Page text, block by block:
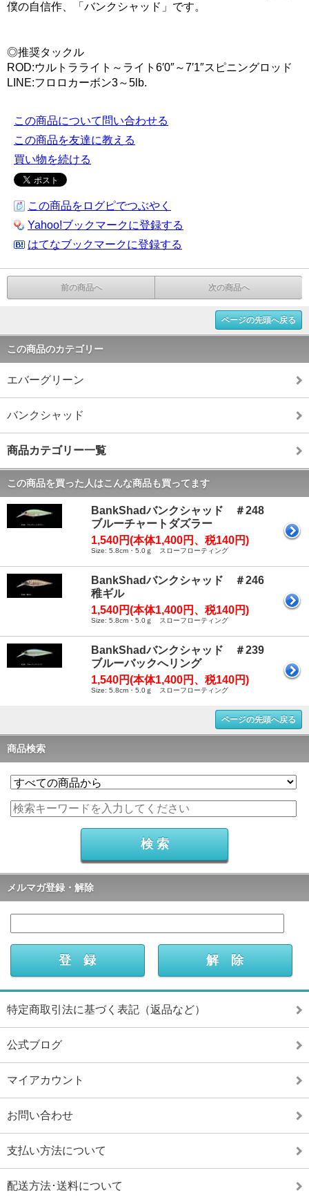
僕の自信作、「バンクシャッド」です。
◎推奨タックル
ROD:ウルトラライト～ライト6′0″～7′1″スピニングロッド
LINE:フロロカーボン3～5lb.
この商品について問い合わせる
この商品を友達に教える
買い物を続ける
この商品をログピでつぶやく
Yahoo!ブックマークに登録する
はてなブックマークに登録する
前の商品へ 次の商品へ
ページの先頭へ戻る
この商品のカテゴリー
エバーグリーン
バンクシャッド
商品カテゴリー一覧
この商品を買った人はこんな商品も買ってます
BankShadバンクシャッド ＃248
ブルーチャートダズラー
1,540円(本体1,400円、税140円)
Size: 5.8cm・5.0ｇ スローフローティング
BankShadバンクシャッド ＃246
稚ギル
1,540円(本体1,400円、税140円)
Size: 5.8cm・5.0ｇ スローフローティング
BankShadバンクシャッド ＃239
ブルーバックへリング
1,540円(本体1,400円、税140円)
Size: 5.8cm・5.0ｇ スローフローティング
ページの先頭へ戻る
商品検索
メルマガ登録・解除
特定商取引法に基づく表記（返品など）
公式ブログ
マイアカウント
お問い合わせ
支払い方法について
配送方法･送料について